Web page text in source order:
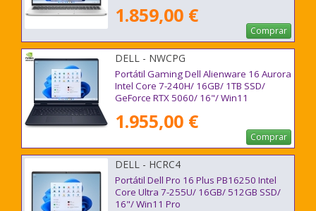
1.859,00 €
Comprar
DELL - NWCPG
Portátil Gaming Dell Alienware 16 Aurora
Intel Core 7-240H/ 16GB/ 1TB SSD/
GeForce RTX 5060/ 16"/ Win11
1.955,00 €
Comprar
DELL - HCRC4
Portátil Dell Pro 16 Plus PB16250 Intel
Core Ultra 7-255U/ 16GB/ 512GB SSD/
16"/ Win11 Pro